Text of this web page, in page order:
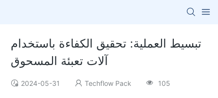
تبسيط العملية: تحقيق الكفاءة باستخدام
آلات تعبئة المسحوق
2024-05-31 Techflow Pack 105